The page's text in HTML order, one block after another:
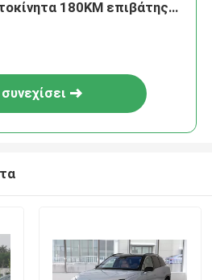
180KM επιβάτης